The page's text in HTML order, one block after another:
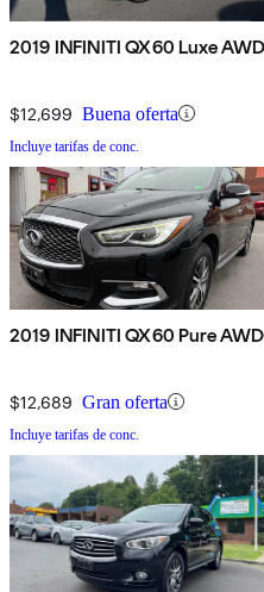
2019 INFINITI QX60 Luxe AWD
$12,699 Buena oferta
Incluye tarifas de conc.
2019 INFINITI QX60 Pure AWD
$12,689 Gran oferta
Incluye tarifas de conc.